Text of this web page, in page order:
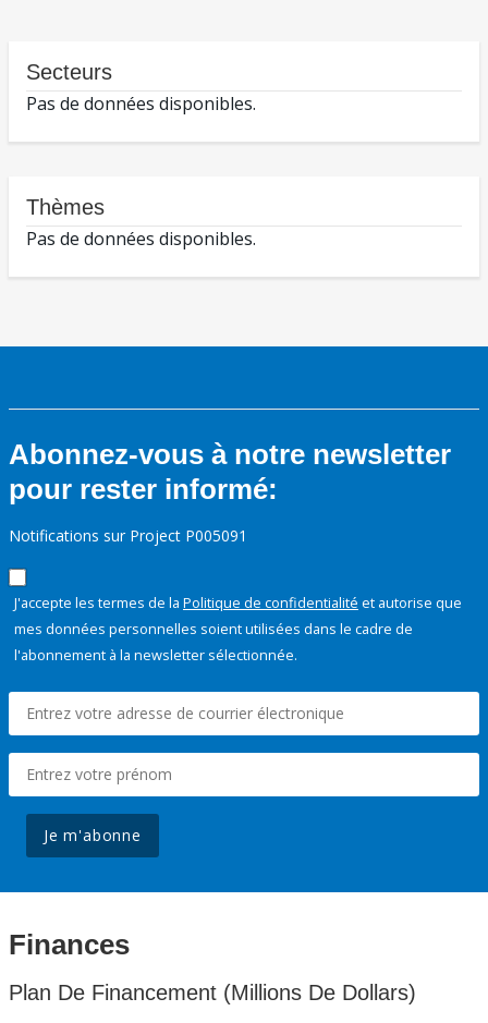
Secteurs
Pas de données disponibles.
Thèmes
Pas de données disponibles.
Abonnez-vous à notre newsletter
pour rester informé:
Notifications sur Project P005091
J'accepte les termes de la Politique de confidentialité et autorise que
mes données personnelles soient utilisées dans le cadre de
l'abonnement à la newsletter sélectionnée.
Je m'abonne
Finances
Plan De Financement (Millions De Dollars)